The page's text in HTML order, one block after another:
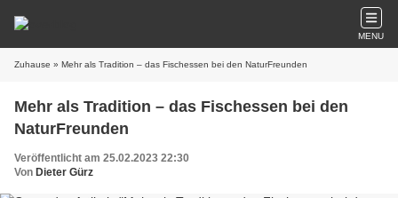
MENU
Zuhause » Mehr als Tradition – das Fischessen bei den NaturFreunden
Mehr als Tradition – das Fischessen bei den
NaturFreunden
Veröffentlicht am 25.02.2023 22:30
Von Dieter Gürz